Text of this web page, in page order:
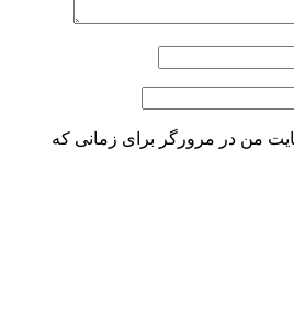
من در مرورگر برای زمانی که